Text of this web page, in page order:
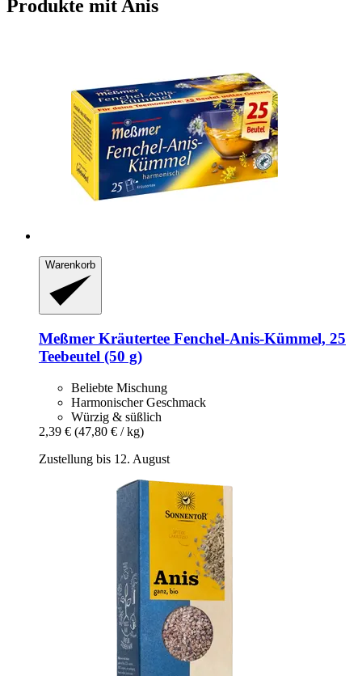
Produkte mit Anis
Warenkorb
Meßmer Kräutertee Fenchel-​Anis-​Kümmel, 25
Teebeutel (50 g)
Beliebte Mischung
Harmonischer Geschmack
Würzig & süßlich
2,39 € (47,80 € / kg)
Zustellung bis 12. August